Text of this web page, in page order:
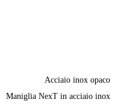
Acciaio inox opaco
Maniglia NexT in acciaio inox